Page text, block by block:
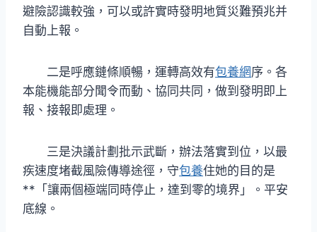
避險認識較強，可以或許實時發明地質災難預兆并
自動上報。
二是呼應鏈條順暢，運轉高效有包養網序。各
本能機能部分聞令而動、協同共同，做到發明即上
報、接報即處理。
三是決議計劃批示武斷，辦法落實到位，以最
疾速度堵截風險傳導途徑，守包養住她的目的是
**「讓兩個極端同時停止，達到零的境界」。平安
底線。